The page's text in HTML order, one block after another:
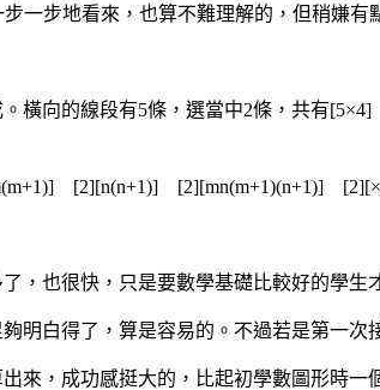
一步地看來，也算不難理解的，但稍嫌
橫向的線段有5條，選當中2條，共有
[2][n(n+1)] [2][mn(m+1)(n+1)]
，也很快，只是要數學基礎比較好的學生
明白得了，算是容易的。不過若是第一
來，成功感挺大的，比起初學數圖形時一